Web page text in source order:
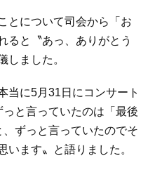
とについて司会から「お
ると〝あっ、ありがとう
しました。
当に5月31日にコンサート
と言っていたのは「最後
ずっと言っていたのでそ
います〟と語りました。